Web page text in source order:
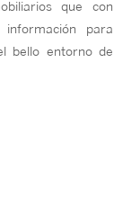
que con
para
bello entorno de